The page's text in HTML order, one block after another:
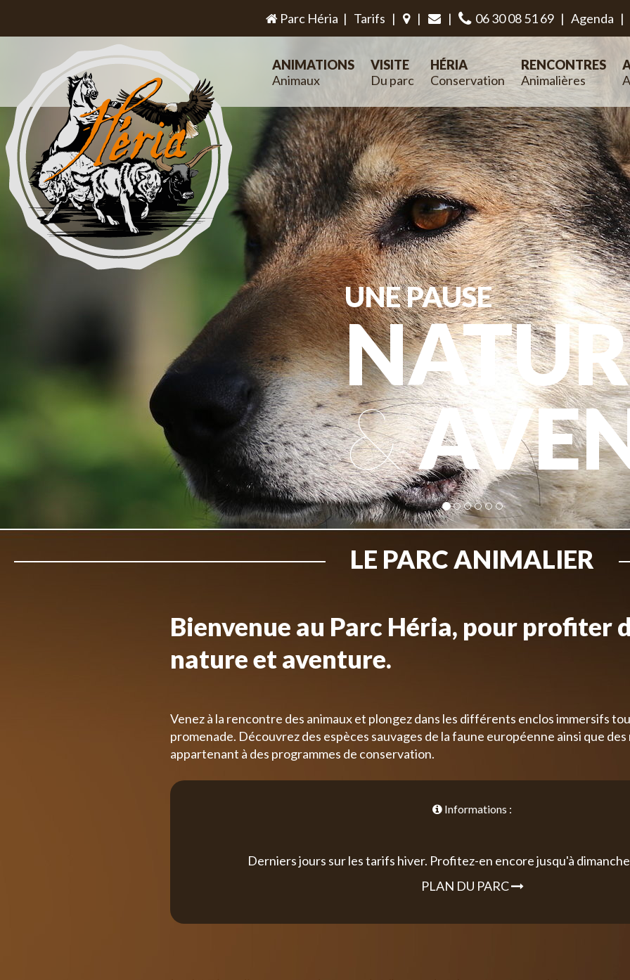
Parc Héria | Tarifs | | | 06 30 08 51 69 | Agenda |
UNE PAUSE
&
ANIMATIONS
Animaux
VISITE
Du parc
HÉRIA
Conservation
RENCONTRES
Animalières
LE PARC ANIMALIER
Bienvenue au Parc Héria, pour profiter
nature et aventure.
Venez à la rencontre des animaux et plongez dans les différents enclos immersifs
promenade. Découvrez des espèces sauvages de la faune européenne ainsi que
appartenant à des programmes de conservation.
Informations :
Derniers jours sur les tarifs hiver. Profitez-en encore jusqu'à
PLAN DU PARC